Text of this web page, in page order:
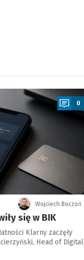
0
Wojciech Boczoń
się w BIK
Klarny zaczęły
Head of Digital